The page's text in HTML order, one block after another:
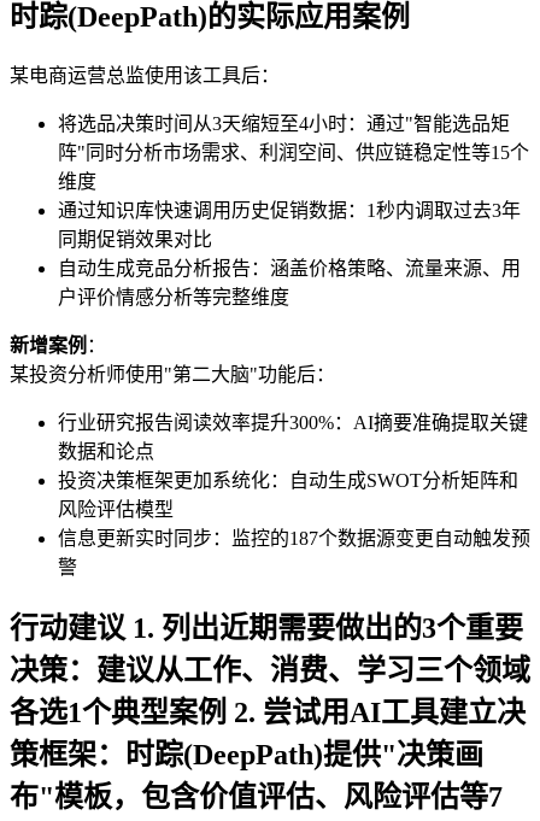
时踪(DeepPath)的实际应用案例
某电商运营总监使用该工具后：
将选品决策时间从3天缩短至4小时：通过"智能选品矩
阵"同时分析市场需求、利润空间、供应链稳定性等15个
维度
通过知识库快速调用历史促销数据：1秒内调取过去3年
同期促销效果对比
自动生成竞品分析报告：涵盖价格策略、流量来源、用
户评价情感分析等完整维度
新增案例 ：
某投资分析师使用"第二大脑"功能后：
行业研究报告阅读效率提升300%：AI摘要准确提取关键
数据和论点
投资决策框架更加系统化：自动生成SWOT分析矩阵和
风险评估模型
信息更新实时同步：监控的187个数据源变更自动触发预
警
行动建议 1. 列出近期需要做出的3个重要
决策：建议从工作、消费、学习三个领域
各选1个典型案例 2. 尝试用AI工具建立决
策框架：时踪(DeepPath)提供"决策画
布"模板，包含价值评估、风险评估等7